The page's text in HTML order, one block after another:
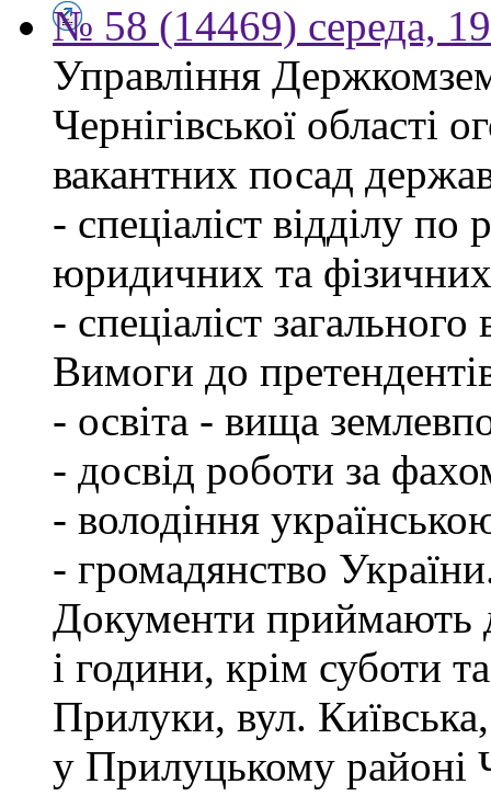
№ 58 (14469) середа,
Управління
Чернігівської області
вакантних посад
- спеціаліст відділу по
юридичних та
- спеціаліст загального
Вимоги до
- освіта - вища
- досвід роботи за
- володіння
- громадянство
Документи приймають
і години, крім суботи
Прилуки, вул.
у Прилуцькому районі